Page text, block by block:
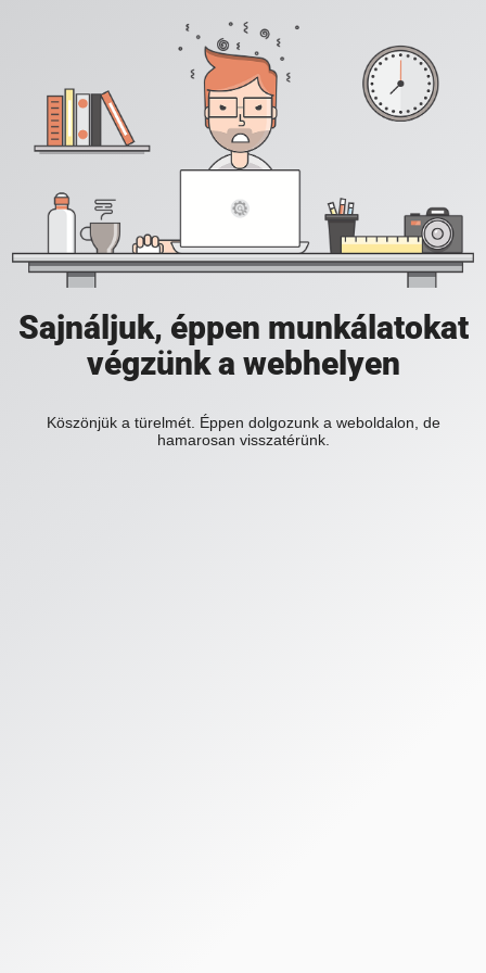
Sajnáljuk, éppen munkálatokat
végzünk a webhelyen
Köszönjük a türelmét. Éppen dolgozunk a weboldalon, de
hamarosan visszatérünk.